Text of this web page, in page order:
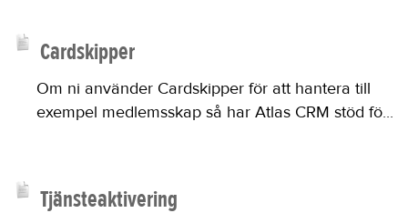
Cardskipper
Om ni använder Cardskipper för att hantera till
exempel medlemsskap så har Atlas CRM stöd fö...
Tjänsteaktivering